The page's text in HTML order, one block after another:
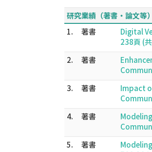
研究業績（著書・論文等）
1.
著書
Digital
238頁 (
2.
著書
3.
著書
Impact
4.
著書
5.
著書